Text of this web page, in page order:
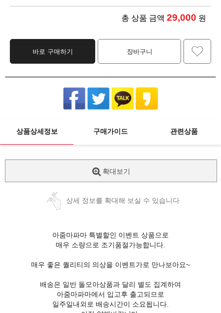
총 상품 금액 29,000 원
바로 구매하기 장바구니
상품상세정보 구매가이드 관련상품
확대보기
상세 정보를 확대해 보실 수 있습니다
아줌마파마 특별할인 이벤트 상품으로
매우 소량으로 조기품절가능합니다.
매우 좋은 퀄리티의 의상을 이벤트가로 만나보아요~
배송은 일반 돌모아상품과 달리 별도 집계하여
아줌마파마에서 입고후 출고되므로
일주일내외로 배송시간이 소요됩니다.